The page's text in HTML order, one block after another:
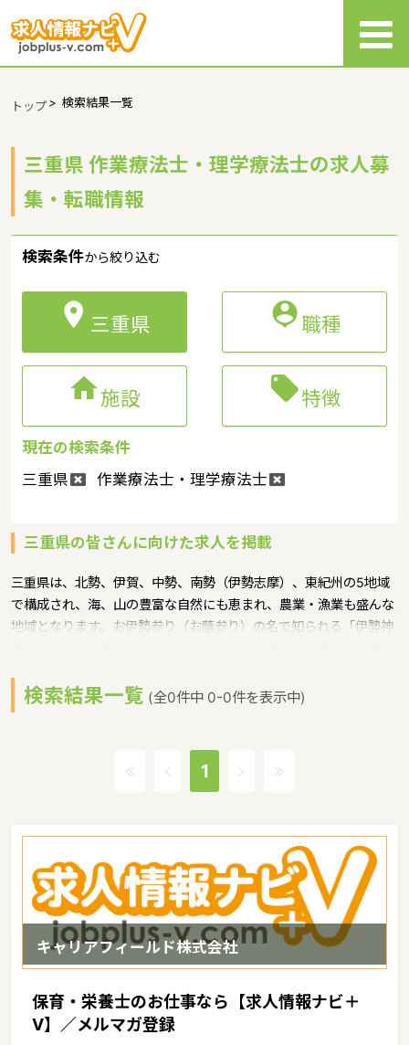
トップ> 検索結果一覧
三重県 作業療法士・理学療法士の求人募
集・転職情報
検索条件から絞り込む
 三重県 職種
施設 特徴
現在の検索条件
三重県
作業療法士・理学療法士
三重県の皆さんに向けた求人を掲載
三重県は、北勢、伊賀、中勢、南勢（伊勢志摩）、東紀州の5地域
で構成され、海、山の豊富な自然にも恵まれ、農業・漁業も盛んな
地域となります。お伊勢参り（お蔭参り）の名で知られる「伊勢神
の“生き抜いていく力”を育む「野外体験保育」を普及・啓発するた
め、県内で野外体験保育に取り組もうとする幼稚園、保育所等を募
重県内には、保育所や保育施設が635施設あり、保育士求人倍率が
検索結果一覧 (全0件中 0-0件を表示中)
1
キャリアフィールド株式会社
保育・栄養士のお仕事なら【求人情報ナビ＋
V】／メルマガ登録